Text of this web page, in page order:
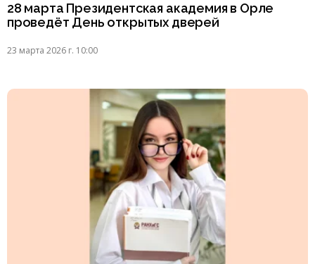
28 марта Президентская академия в Орле
проведёт День открытых дверей
23 марта 2026 г. 10:00